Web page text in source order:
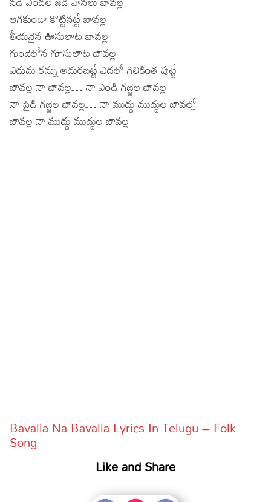
ఆగకుండా కొట్టినట్టే బావల్ల
తీయనైన ఊసులాట బావల్ల
గుండెలోన గూసులాట బావల్ల
ఎడుమ కన్ను అదురబట్టే ఎదలో గిలికింత పుట్టే
బావల్ల నా బావల్ల… నా ఎండి గజ్జెల బావల్ల
నా పైడి గజ్జెల బావల్ల… నా ముద్దు ముద్దుల బావల్లో
బావల్ల నా ముద్దు ముద్దుల బావల్ల
Bavalla Na Bavalla Lyrics In Telugu – Folk
Song
Like and Share